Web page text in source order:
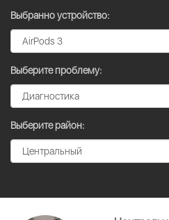
Выбранно устройство:
Выберите проблему:
Выберите район: